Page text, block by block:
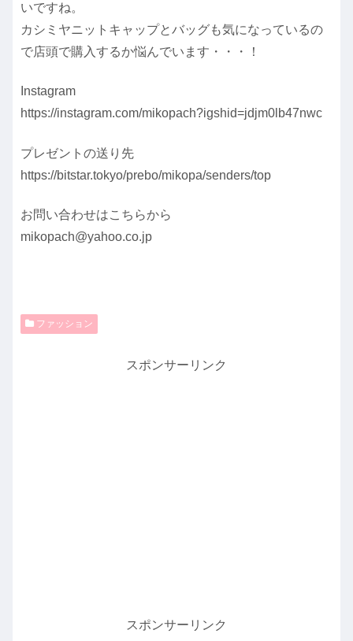
いですね。
カシミヤニットキャップとバッグも気になっているの
で店頭で購入するか悩んでいます・・・！
Instagram
https://instagram.com/mikopach?igshid=jdjm0lb47nwc
プレゼントの送り先
https://bitstar.tokyo/prebo/mikopa/senders/top
お問い合わせはこちらから
mikopach@yahoo.co.jp
ファッション
スポンサーリンク
スポンサーリンク